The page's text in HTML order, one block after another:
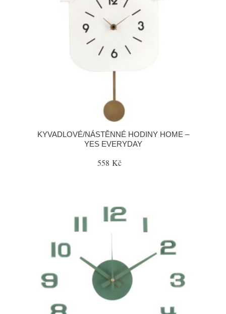
KYVADLOVÉ/NÁSTĚNNÉ HODINY HOME –
YES EVERYDAY
558 Kč